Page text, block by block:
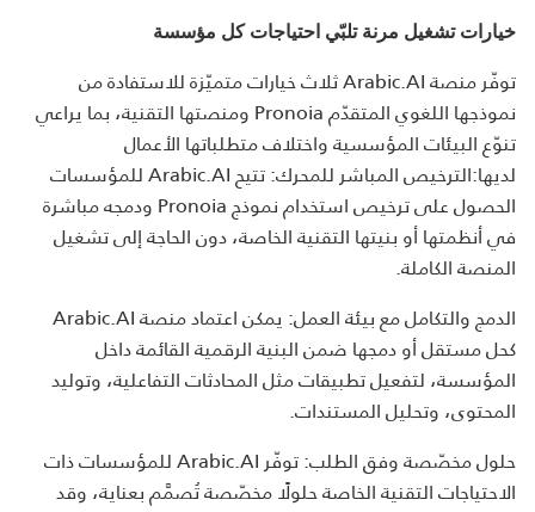
خيارات تشغيل مرنة تلبّي احتياجات كل مؤسسة
توفّر منصة Arabic.AI ثلاث خيارات متميّزة للاستفادة من
نموذجها اللغوي المتقدّم Pronoia ومنصتها التقنية، بما يراعي
تنوّع البيئات المؤسسية واختلاف متطلباتها الأعمال
لديها:الترخيص المباشر للمحرك: تتيح Arabic.AI للمؤسسات
الحصول على ترخيص استخدام نموذج Pronoia ودمجه مباشرة
في أنظمتها أو بنيتها التقنية الخاصة، دون الحاجة إلى تشغيل
المنصة الكاملة.
الدمج والتكامل مع بيئة العمل: يمكن اعتماد منصة Arabic.AI
كحل مستقل أو دمجها ضمن البنية الرقمية القائمة داخل
المؤسسة، لتفعيل تطبيقات مثل المحادثات التفاعلية، وتوليد
المحتوى، وتحليل المستندات.
حلول مخصّصة وفق الطلب: توفّر Arabic.AI للمؤسسات ذات
الاحتياجات التقنية الخاصة حلولًا مخصّصة تُصمَّم بعناية، وقد